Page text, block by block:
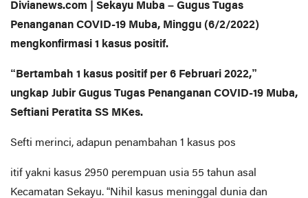
Divianews.com | Sekayu Muba – Gugus Tugas
Penanganan COVID-19 Muba, Minggu (6/2/2022)
mengkonfirmasi 1 kasus positif.
“Bertambah 1 kasus positif per 6 Februari 2022,”
ungkap Jubir Gugus Tugas Penanganan COVID-19 Muba,
Seftiani Peratita SS MKes.
Sefti merinci, adapun penambahan 1 kasus pos
itif yakni kasus 2950 perempuan usia 55 tahun asal
Kecamatan Sekayu. “Nihil kasus meninggal dunia dan